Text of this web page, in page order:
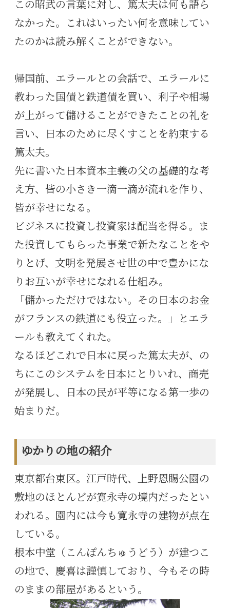
この昭武の言葉に対し、篤太夫は何も語ら
なかった。これはいったい何を意味してい
たのかは読み解くことができない。
帰国前、エラールとの会話で、エラールに
教わった国債と鉄道債を買い、利子や相場
が上がって儲けることができたことの礼を
言い、日本のために尽くすことを約束する
篤太夫。
先に書いた日本資本主義の父の基礎的な考
え方、皆の小さき一滴一滴が流れを作り、
皆が幸せになる。
ビジネスに投資し投資家は配当を得る。ま
た投資してもらった事業で新たなことをや
りとげ、文明を発展させ世の中で豊かにな
りお互いが幸せになれる仕組み。
「儲かっただけではない。その日本のお金
がフランスの鉄道にも役立った。」とエラ
ールも教えてくれた。
なるほどこれで日本に戻った篤太夫が、の
ちにこのシステムを日本にとりいれ、商売
が発展し、日本の民が平等になる第一歩の
始まりだ。
ゆかりの地の紹介
東京都台東区。江戸時代、上野恩賜公園の
敷地のほとんどが寛永寺の境内だったとい
われる。園内には今も寛永寺の建物が点在
している。
根本中堂（こんぽんちゅうどう）が建つこ
の地で、慶喜は謹慎しており、今もその時
のままの部屋があるという。